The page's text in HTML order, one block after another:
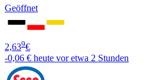
Geöffnet
2,639€
-0,06 € heute vor etwa 2 Stunden